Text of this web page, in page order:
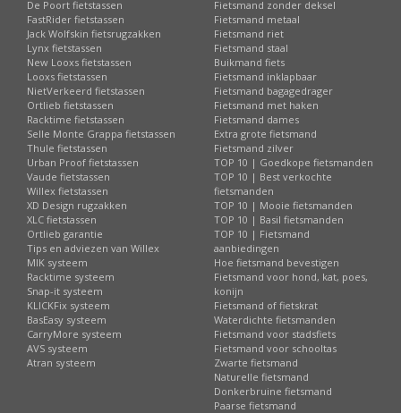
De Poort fietstassen
FastRider fietstassen
Jack Wolfskin fietsrugzakken
Lynx fietstassen
New Looxs fietstassen
Looxs fietstassen
NietVerkeerd fietstassen
Ortlieb fietstassen
Racktime fietstassen
Selle Monte Grappa fietstassen
Thule fietstassen
Urban Proof fietstassen
Vaude fietstassen
Willex fietstassen
XD Design rugzakken
XLC fietstassen
Ortlieb garantie
Tips en adviezen van Willex
MIK systeem
Racktime systeem
Snap-it systeem
KLICKFix systeem
BasEasy systeem
CarryMore systeem
AVS systeem
Atran systeem
Fietsmand zonder deksel
Fietsmand metaal
Fietsmand riet
Fietsmand staal
Buikmand fiets
Fietsmand inklapbaar
Fietsmand bagagedrager
Fietsmand met haken
Fietsmand dames
Extra grote fietsmand
Fietsmand zilver
TOP 10 | Goedkope fietsmanden
TOP 10 | Best verkochte
fietsmanden
TOP 10 | Mooie fietsmanden
TOP 10 | Basil fietsmanden
TOP 10 | Fietsmand
aanbiedingen
Hoe fietsmand bevestigen
Fietsmand voor hond, kat, poes,
konijn
Fietsmand of fietskrat
Waterdichte fietsmanden
Fietsmand voor stadsfiets
Fietsmand voor schooltas
Zwarte fietsmand
Naturelle fietsmand
Donkerbruine fietsmand
Paarse fietsmand